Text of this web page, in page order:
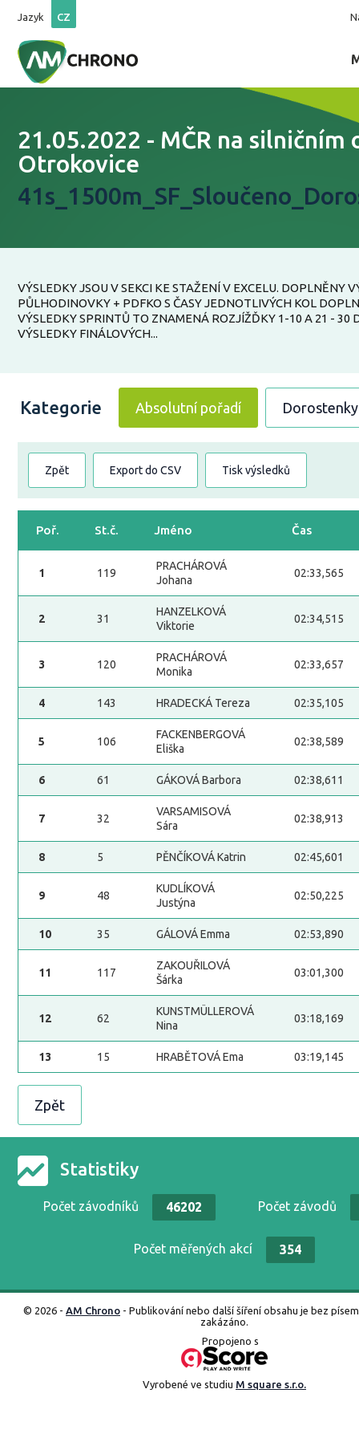
Jazyk CZ
21.05.2022 - MČR na silničním
Otrokovice
VÝSLEDKY JSOU V SEKCI KE STAŽENÍ V EXCELU. DOPLNĚNY
PŮLHODINOVKY + PDFKO S ČASY JEDNOTLIVÝCH KOL
VÝSLEDKY SPRINTŮ TO ZNAMENÁ ROZJÍŽĎKY 1-10 A 21 - 30
VÝSLEDKY FINÁLOVÝCH...
Kategorie Absolutní pořadí Dorostenky
Zpět Export do CSV Tisk výsledků
Poř. St.č. Jméno Čas
1 119
PRACHÁROVÁ
Johana
02:33,565
2 31
HANZELKOVÁ
Viktorie
02:34,515
3 120
PRACHÁROVÁ
Monika
02:33,657
4 143 HRADECKÁ Tereza 02:35,105
5 106
FACKENBERGOVÁ
Eliška
02:38,589
6 61 GÁKOVÁ Barbora 02:38,611
7 32
VARSAMISOVÁ
Sára
02:38,913
8 5 PĚNČÍKOVÁ Katrin 02:45,601
9 48
KUDLÍKOVÁ
Justýna
02:50,225
10 35 GÁLOVÁ Emma 02:53,890
11 117
ZAKOUŘILOVÁ
Šárka
03:01,300
12 62
KUNSTMÜLLEROVÁ
Nina
03:18,169
13 15 HRABĚTOVÁ Ema 03:19,145
Zpět
Statistiky
Počet závodníků 46202 Počet závodů
Počet měřených akcí 354
© 2026 - AM Chrono - Publikování nebo další šíření obsahu je bez
zakázáno.
Propojeno s
Vyrobené ve studiu M square s.r.o.